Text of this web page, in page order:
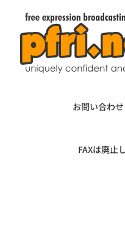
お問い合わ
FAXは廃止